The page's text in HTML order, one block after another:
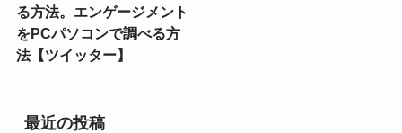
る方法。エンゲージメント
をPCパソコンで調べる方
法【ツイッター】
最近の投稿